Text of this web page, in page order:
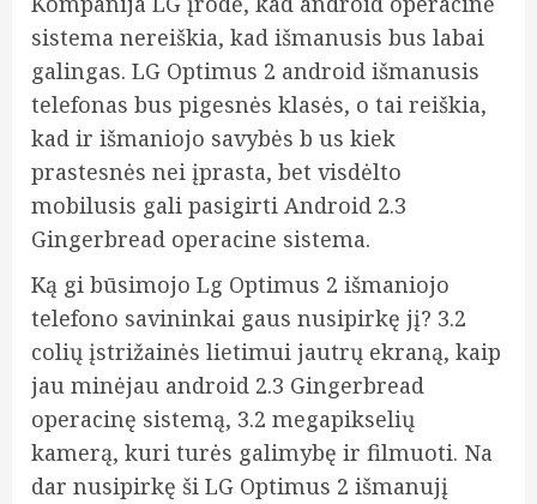
sistema nereiškia, kad išmanusis bus labai
galingas. LG Optimus 2 android išmanusis
telefonas bus pigesnės klasės, o tai reiškia,
kad ir išmaniojo savybės b us kiek
prastesnės nei įprasta, bet visdėlto
mobilusis gali pasigirti Android 2.3
Gingerbread operacine sistema.
Ką gi būsimojo Lg Optimus 2 išmaniojo
telefono savininkai gaus nusipirkę jį? 3.2
colių įstrižainės lietimui jautrų ekraną, kaip
jau minėjau android 2.3 Gingerbread
operacinę sistemą, 3.2 megapikselių
kamerą, kuri turės galimybę ir filmuoti. Na
dar nusipirkę ši LG Optimus 2 išmanujį